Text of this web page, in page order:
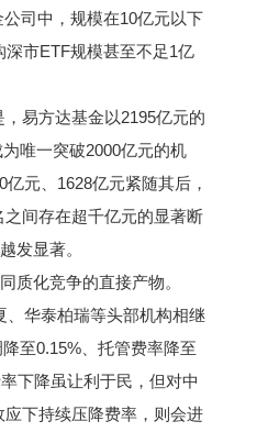
司中，规模在10亿元以下
市ETF规模甚至不足1亿
易方达基金以2195亿元的
唯一突破2000亿元的机
元、1628亿元紧随其后，
间存在超千亿元的显著断
发显著。
化竞争的直接产物。
、华泰柏瑞等头部机构相继
至0.15%、托管费率降至
下降虽让利于民，但对中
下持续压降费率，则会进